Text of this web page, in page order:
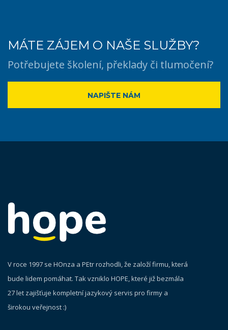
MÁTE ZÁJEM O NAŠE SLUŽBY?
Potřebujete školení, překlady či tlumočení?
NAPIŠTE NÁM
V roce 1997 se HOnza a PEtr rozhodli, že založí firmu, která
bude lidem pomáhat. Tak vzniklo HOPE, které již bezmála
27 let zajišťuje kompletní jazykový servis pro firmy a
širokou veřejnost :)